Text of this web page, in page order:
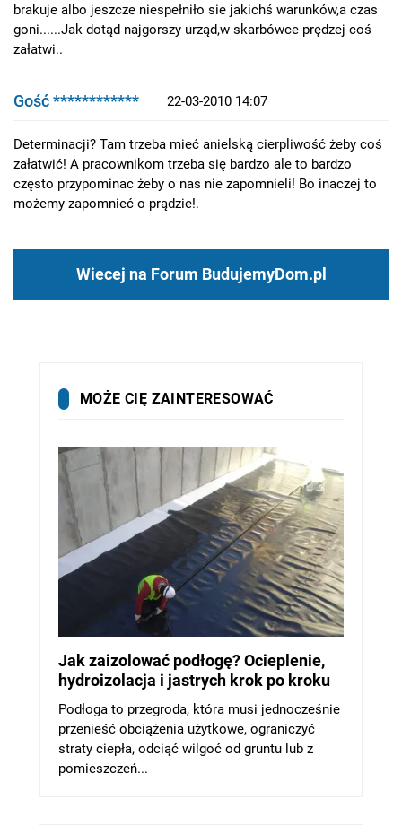
brakuje albo jeszcze niespełniło sie jakichś warunków,a czas
goni......Jak dotąd najgorszy urząd,w skarbówce prędzej coś
załatwi..
Gość ************ 22-03-2010 14:07
Determinacji? Tam trzeba mieć anielską cierpliwość żeby coś
załatwić! A pracownikom trzeba się bardzo ale to bardzo
często przypominac żeby o nas nie zapomnieli! Bo inaczej to
możemy zapomnieć o prądzie!.
Wiecej na Forum BudujemyDom.pl
MOŻE CIĘ ZAINTERESOWAĆ
Jak zaizolować podłogę? Ocieplenie,
hydroizolacja i jastrych krok po kroku
Podłoga to przegroda, która musi jednocześnie
przenieść obciążenia użytkowe, ograniczyć
straty ciepła, odciąć wilgoć od gruntu lub z
pomieszczeń...